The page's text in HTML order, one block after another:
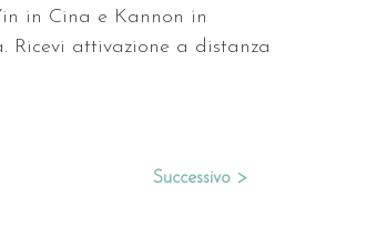
in Cina e Kannon in
Ricevi attivazione a distanza
Successivo >